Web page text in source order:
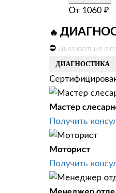
От 1060 ₽
🔥
⛔ Диагностика в
ДИАГНОСТИКА
Мастер
Получить
Моторист
Получить